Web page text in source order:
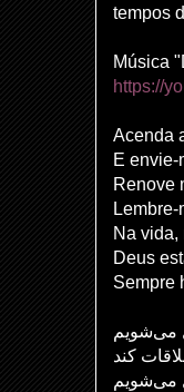
tempos
Música
https://
Acenda
E envie-
Renove
Na vida,
Deus
Sempre
می‌شویم
کند
می‌شویم